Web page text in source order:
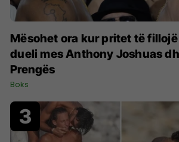
Mësohet ora kur pritet të
dueli mes Anthony Joshuas
Prengës
Boks